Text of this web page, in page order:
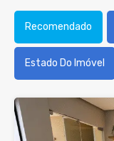
Recomendado
Estado Do Imóvel